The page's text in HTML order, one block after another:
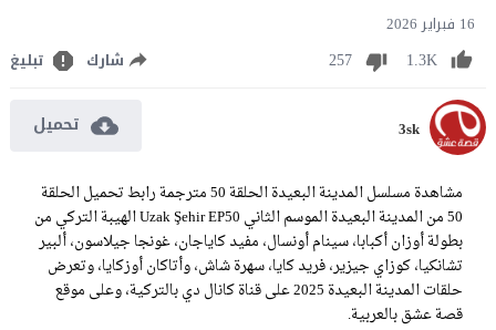
16 فبراير 2026
1.3K
257 شارك تبليغ
3sk تحميل
مشاهدة مسلسل المدينة البعيدة الحلقة 50 مترجمة رابط تحميل الحلقة
50 من المدينة البعيدة الموسم الثاني Uzak Şehir EP50 الهيبة التركي من
بطولة أوزان أكبابا، سينام أونسال، مفيد كاياجان، غونجا جيلاسون، ألبير
تشانكيا، كوزاي جيزير، فريد كايا، سهرة شاش، وأتاكان أوزكايا، وتعرض
حلقات المدينة البعيدة 2025 على قناة كانال دي بالتركية، وعلى موقع
قصة عشق بالعربية.